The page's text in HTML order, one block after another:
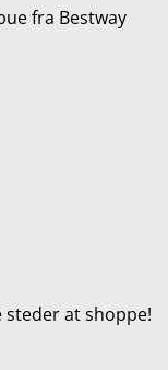
fra Bestway
steder at shoppe!